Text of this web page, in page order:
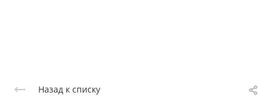
Назад к списку